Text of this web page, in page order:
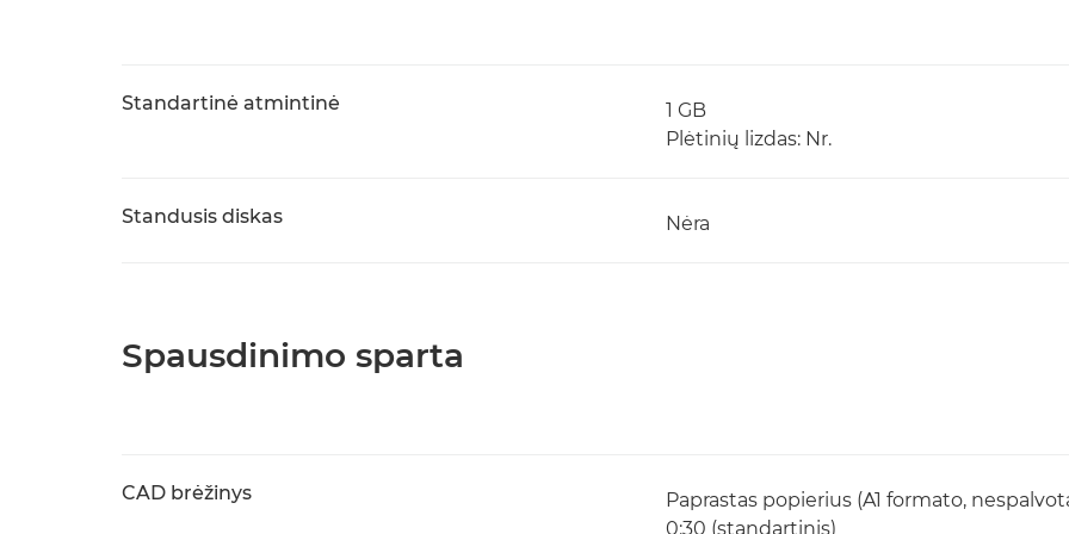
Standartinė atmintinė
1 GB
Plėtinių lizdas: Nr.
Standusis diskas Nėra
Spausdinimo sparta
CAD brėžinys
Paprastas popierius (A1 formato,
0:30 (standartinis)